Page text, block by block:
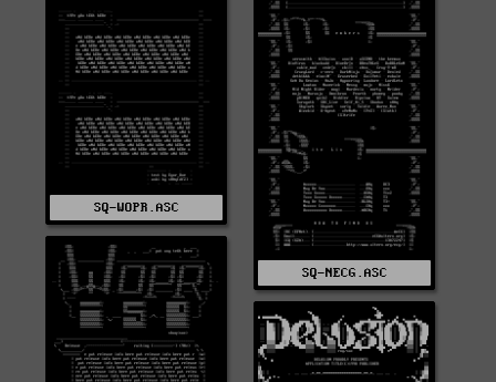
SQ-NECG.ASC
SQ-WOPR.ASC